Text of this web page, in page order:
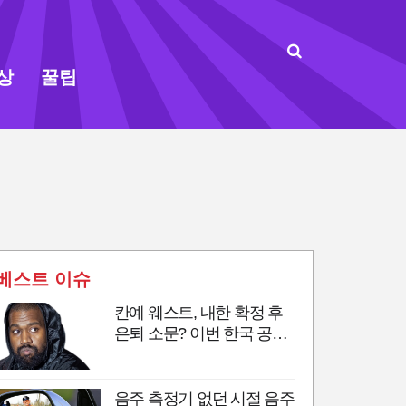
꿀팁
스트 이슈
칸예 웨스트, 내한 확정 후
은퇴 소문? 이번 한국 공연
음주 측정기 없던 시절 음주